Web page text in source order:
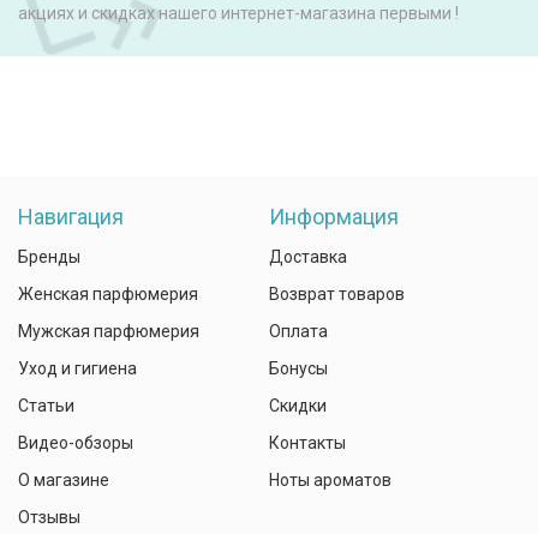
акциях и скидках нашего интернет-магазина первыми !
Навигация
Бренды
Женская парфюмерия
Мужская парфюмерия
Уход и гигиена
Статьи
Видео-обзоры
О магазине
Отзывы
Информация
Доставка
Возврат товаров
Оплата
Бонусы
Скидки
Контакты
Ноты ароматов